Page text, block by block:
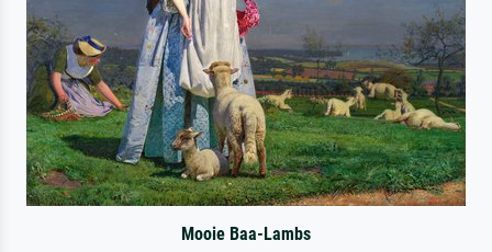
Mooie Baa-Lambs